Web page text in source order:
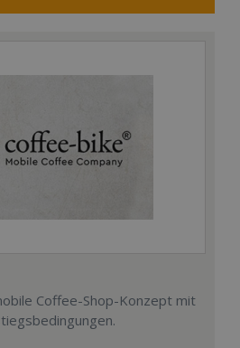
Coffee-Shop-Konzept mit